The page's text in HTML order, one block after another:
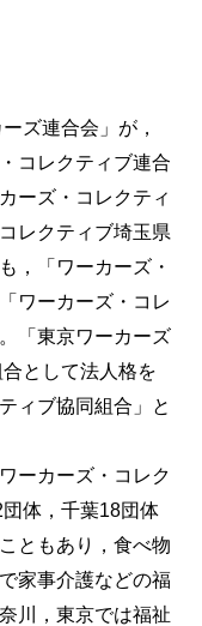
ズ連合会」が，
コレクティブ連合
ーズ・コレクティ
レクティブ埼玉県
，「ワーカーズ・
ワーカーズ・コレ
「東京ワーカーズ
として法人格を
ィブ協同組合」と
ーカーズ・コレク
体，千葉18団体
ともあり，食べ物
家事介護などの福
川，東京では福祉